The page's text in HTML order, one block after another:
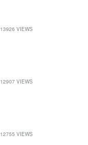
13926 VIEWS
12907 VIEWS
12755 VIEWS